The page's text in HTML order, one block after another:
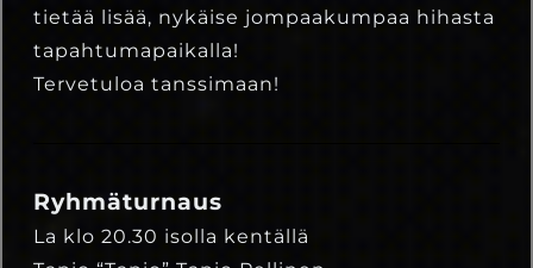
tietää lisää, nykäise jompaakumpaa hihasta
tapahtumapaikalla!
Tervetuloa tanssimaan!
Ryhmäturnaus
La klo 20.30 isolla kentällä